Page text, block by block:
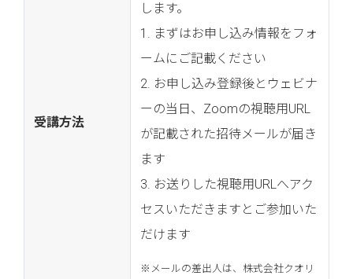
受講方法
します。
1. まずはお申し込み情報をフォ
ームにご記載ください
2. お申し込み登録後とウェビナ
ーの当日、Zoomの視聴用URL
が記載された招待メールが届き
ます
3. お送りした視聴用URLへアク
セスいただきますとご参加いた
だけます
※メールの差出人は、株式会社クオリ